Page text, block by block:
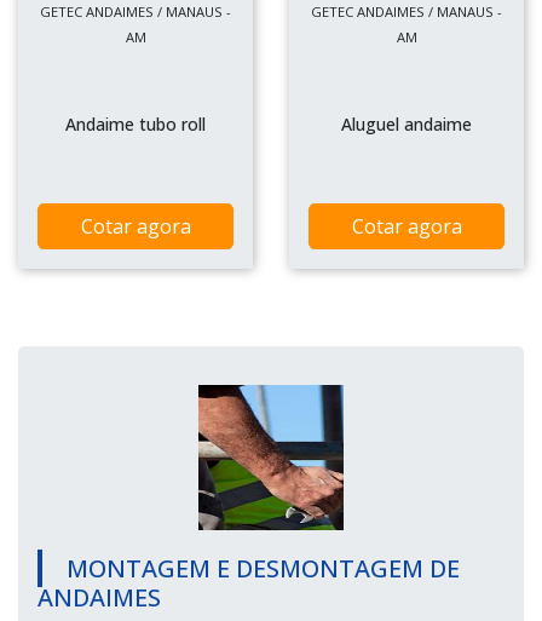
GETEC ANDAIMES / MANAUS -
AM
Andaime tubo roll
Cotar agora
GETEC ANDAIMES / MANAUS -
AM
Aluguel andaime
Cotar agora
MONTAGEM E DESMONTAGEM DE
ANDAIMES